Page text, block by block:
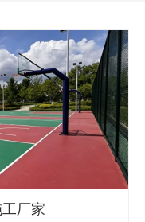
厂家